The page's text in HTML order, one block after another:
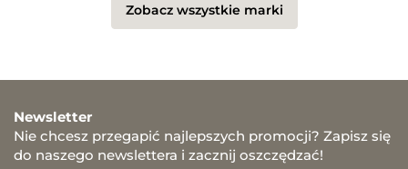
Zobacz wszystkie marki
Newsletter
Nie chcesz przegapić najlepszych promocji? Zapisz się
do naszego newslettera i zacznij oszczędzać!